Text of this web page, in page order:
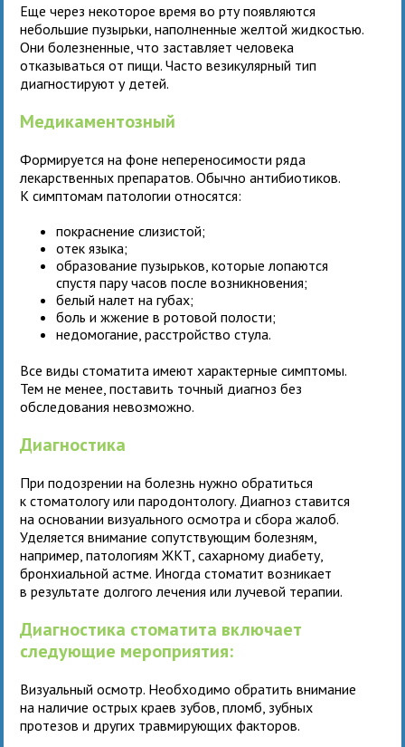
Еще через некоторое время во рту появляются
небольшие пузырьки, наполненные желтой жидкостью.
Они болезненные, что заставляет человека
отказываться от пищи. Часто везикулярный тип
диагностируют у детей.
Медикаментозный
Формируется на фоне непереносимости ряда
лекарственных препаратов. Обычно антибиотиков.
К симптомам патологии относятся:
покраснение слизистой;
отек языка;
образование пузырьков, которые лопаются
спустя пару часов после возникновения;
белый налет на губах;
боль и жжение в ротовой полости;
недомогание, расстройство стула.
Все виды стоматита имеют характерные симптомы.
Тем не менее, поставить точный диагноз без
обследования невозможно.
Диагностика
При подозрении на болезнь нужно обратиться
к стоматологу или пародонтологу. Диагноз ставится
на основании визуального осмотра и сбора жалоб.
Уделяется внимание сопутствующим болезням,
например, патологиям ЖКТ, сахарному диабету,
бронхиальной астме. Иногда стоматит возникает
в результате долгого лечения или лучевой терапии.
Диагностика стоматита включает
следующие мероприятия:
Визуальный осмотр. Необходимо обратить внимание
на наличие острых краев зубов, пломб, зубных
протезов и других травмирующих факторов.